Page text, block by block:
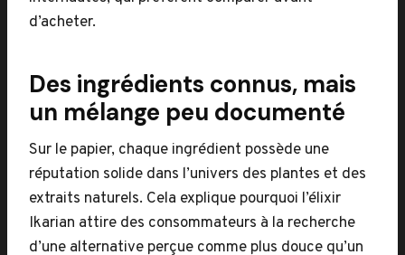
d’acheter.
Des ingrédients connus, mais
un mélange peu documenté
Sur le papier, chaque ingrédient possède une
réputation solide dans l’univers des plantes et des
extraits naturels. Cela explique pourquoi l’élixir
Ikarian attire des consommateurs à la recherche
d’une alternative perçue comme plus douce qu’un